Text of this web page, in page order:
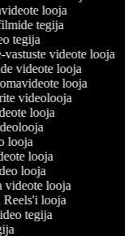
looja
tegija
tegija
vastuste videote looja
videote looja
looja
videolooja
looja
looja
looja
looja
videote looja
Reels'i looja
tegija